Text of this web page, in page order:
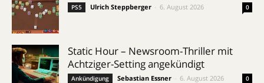
PS5 Ulrich Steppberger 6. August 2026 0
Static Hour – Newsroom-Thriller mit
Achtziger-Setting angekündigt
Ankündigung Sebastian Essner 6. August 2026 0